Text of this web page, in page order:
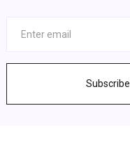
Subscribe